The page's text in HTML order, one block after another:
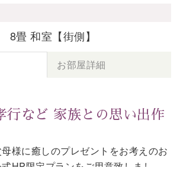
8畳 和室【街側】
お部屋詳細
行など 家族との思い出作
様に癒しのプレゼントをお考えのお
HP限定プランをご用意致しまし